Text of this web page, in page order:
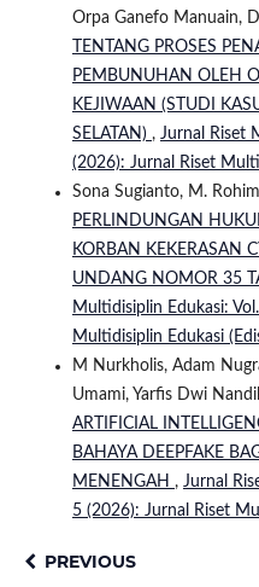
Orpa Ganefo Manuain,
TENTANG PROSES
PEMBUNUHAN OLEH
KEJIWAAN (STUDI
SELATAN) , Jurnal Riset
(2026): Jurnal Riset
Sona Sugianto, M.
PERLINDUNGAN
KORBAN KEKERASAN
UNDANG NOMOR 35
Multidisiplin Edukasi:
Multidisiplin Edukasi
M Nurkholis, Adam
Umami, Yarfis Dwi
ARTIFICIAL
BAHAYA DEEPFAKE
MENENGAH , Jurnal
5 (2026): Jurnal Riset
PREVIOUS